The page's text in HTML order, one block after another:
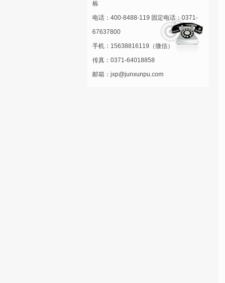
栋
电话：400-8488-119 固定电话：0371-
67637800
手机：15638816119（微信）
传真：0371-64018858
邮箱：jxp@junxunpu.com